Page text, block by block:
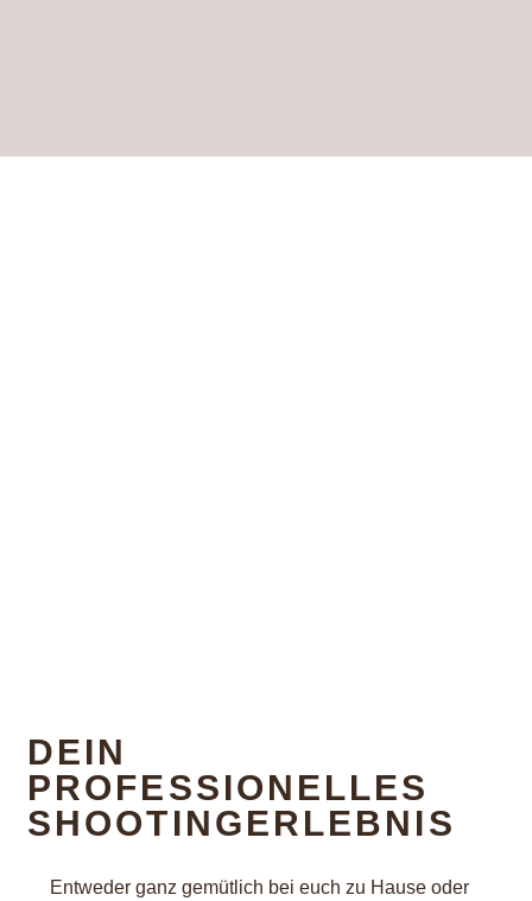
DEIN
PROFESSIONELLES
SHOOTINGERLEBNIS
Entweder ganz gemütlich bei euch zu Hause oder